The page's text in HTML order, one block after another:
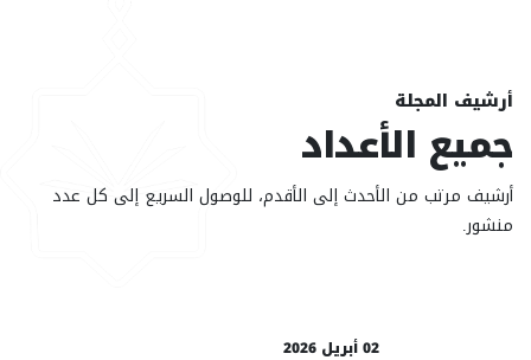
أرشيف المجلة
جميع الأعداد
أرشيف مرتب من الأحدث إلى الأقدم، للوصول السريع إلى كل عدد
منشور.
02 أبريل 2026